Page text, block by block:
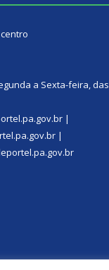
a Sexta-feira, das
|
|